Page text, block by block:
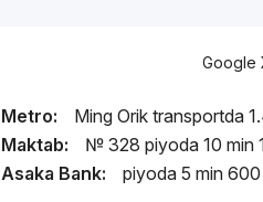
Google
Metro:
Ming Orik transportda
Maktab:
№ 328 piyoda 10 min
Asaka Bank:
piyoda 5 min